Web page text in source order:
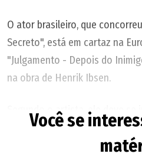
Filme: Lupicínio Rodrigues --
Direção: Alfredo Manevy
Show: Grace Carvalho canta
Direção: Pedro Serrano
Show: Luciana Clímaco canta
O ator brasileiro, que
Secreto", está em cartaz na
"Julgamento - Depois do
na obra de Henrik Ibsen.
Segundo o artista, ele deve se
longa, cujo elenco terá ainda
e o próprio Cooper, após
Você se